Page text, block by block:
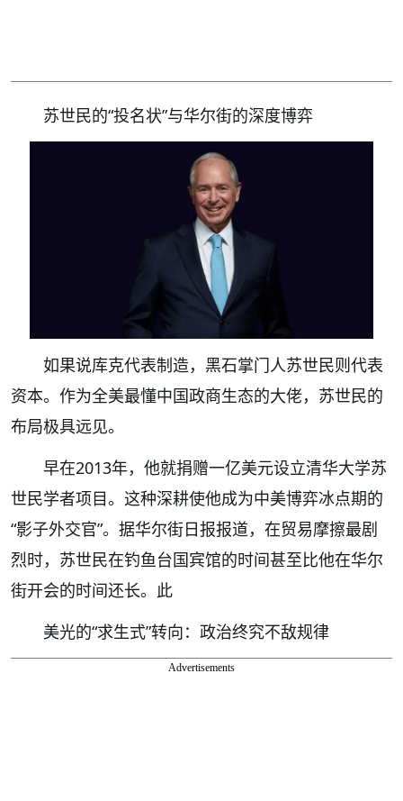
苏世民的“投名状”与华尔街的深度博弈
如果说库克代表制造，黑石掌门人苏世民则代表
资本。作为全美最懂中国政商生态的大佬，苏世民的
布局极具远见。
早在2013年，他就捐赠一亿美元设立清华大学苏
世民学者项目。这种深耕使他成为中美博弈冰点期的
“影子外交官”。据华尔街日报报道，在贸易摩擦最剧
烈时，苏世民在钓鱼台国宾馆的时间甚至比他在华尔
街开会的时间还长。此
美光的“求生式”转向：政治终究不敌规律
Advertisements